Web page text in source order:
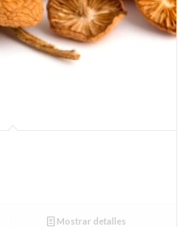
Mostrar detalles